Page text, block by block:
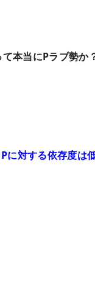
本当にPラブ勢か
に対する依存度は